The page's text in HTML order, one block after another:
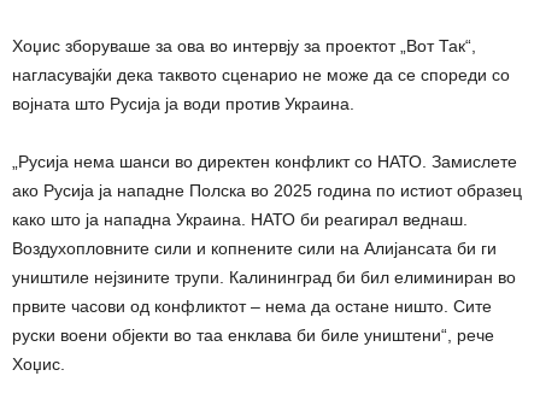
Хоџис зборуваше за ова во интервју за проектот „Вот Так“,
нагласувајќи дека таквото сценарио не може да се спореди со
војната што Русија ја води против Украина.
„Русија нема шанси во директен конфликт со НАТО. Замислете
ако Русија ја нападне Полска во 2025 година по истиот образец
како што ја нападна Украина. НАТО би реагирал веднаш.
Воздухопловните сили и копнените сили на Алијансата би ги
уништиле нејзините трупи. Калининград би бил елиминиран во
првите часови од конфликтот – нема да остане ништо. Сите
руски воени објекти во таа енклава би биле уништени“, рече
Хоџис.